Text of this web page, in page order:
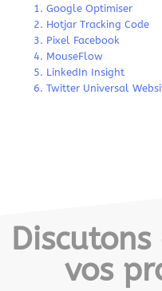
1. Google Optimiser
2. Hotjar Tracking Code
3. Pixel Facebook
4. MouseFlow
5. LinkedIn Insight
6. Twitter Universal
vos